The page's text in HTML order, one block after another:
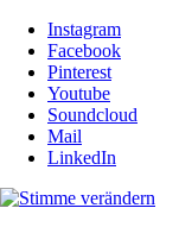
Instagram
Facebook
Pinterest
Youtube
Soundcloud
Mail
LinkedIn